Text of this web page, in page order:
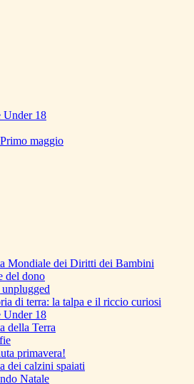
Under 18
maggio
Mondiale dei Diritti dei Bambini
del dono
di terra: la talpa e il riccio curiosi
Under 18
della Terra
primavera!
dei calzini spaiati
Natale